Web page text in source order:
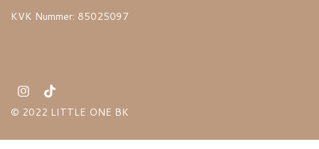
KVK Nummer: 85025097
I
n
s
a
T
k
o
© 2022 LITTLE ONE BK